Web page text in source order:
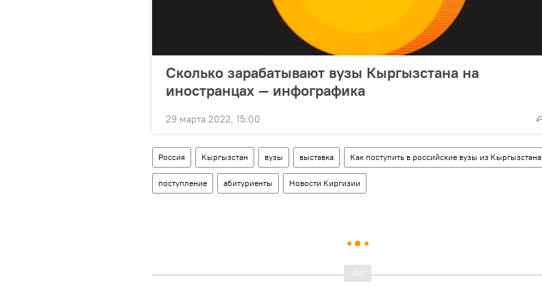
Сколько зарабатывают вузы Кыргызстана на
иностранцах — инфографика
29 марта 2022, 15:00
Россия Кыргызстан вузы выставка Как поступить в российские вузы из Кыргызстана
поступление абитуриенты Новости Киргизии